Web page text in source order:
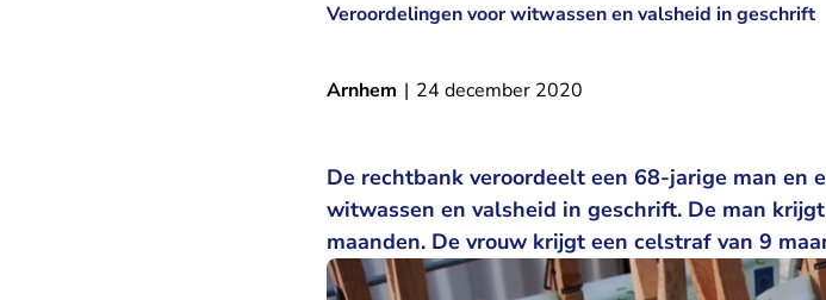
Veroordelingen voor witwassen en valsheid in geschrift
Arnhem | 24 december 2020
De rechtbank veroordeelt een 68-jarige man en
witwassen en valsheid in geschrift. De man
maanden. De vrouw krijgt een celstraf van 9